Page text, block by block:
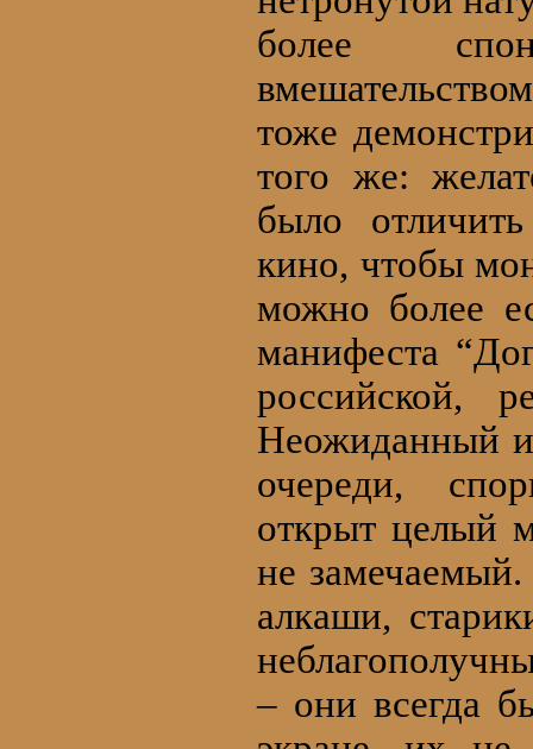
более
тоже
того же:
было
кино, чтобы
можно более
манифеста
российской,
Неожиданный
очереди,
открыт целый
не
алкаши,
– они всегда